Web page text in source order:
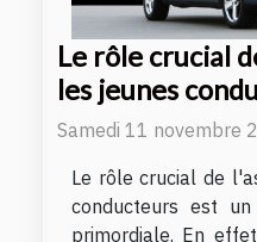
Le rôle crucial
les jeunes
Samedi 11 novembre
Le rôle crucial de
conducteurs est
primordiale. En